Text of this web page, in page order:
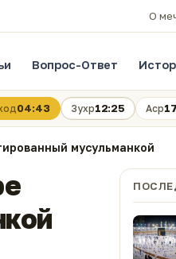
О
Вопрос-Ответ
04:43 Зухр12:25 Аср
мусульманкой